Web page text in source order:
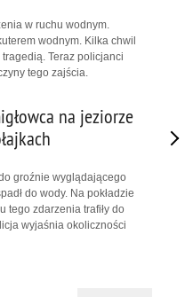
w ruchu wodnym.
wodnym. Kilka chwil
Teraz policjanci
tego zajścia.
na jeziorze
groźnie wyglądającego
do wody. Na pokładzie
tego zdarzenia trafiły do
wyjaśnia okoliczności